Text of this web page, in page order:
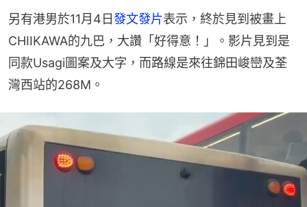
另有港男於11月4日發文發片表示，終於見到被畫上
CHIIKAWA的九巴，大讚「好得意！」。影片見到是
同款Usagi圖案及大字，而路線是來往錦田峻巒及荃
灣西站的268M。